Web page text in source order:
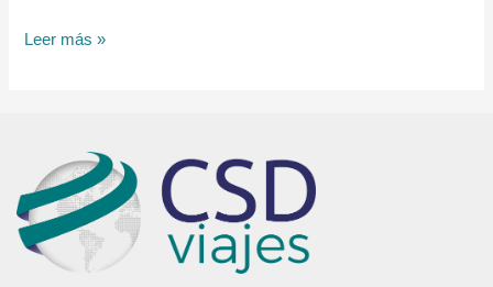
Leer más »